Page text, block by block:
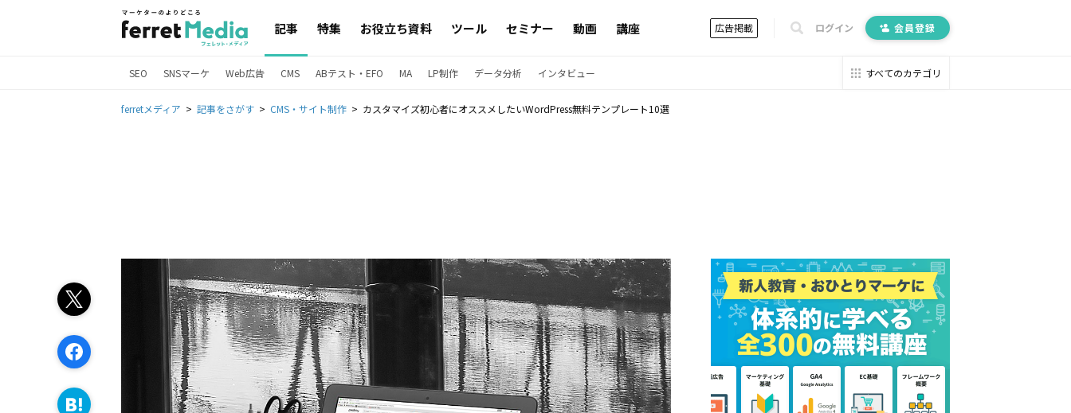
記事 特集 お役立ち資料 ツール セミナー 動画 講座 広告掲載 ログイン 会員登録
SEO SNSマーケ Web広告 CMS ABテスト・EFO MA LP制作 データ分析 インタビュー すべてのカテゴリ
ferretメディア 記事をさがす CMS・サイト制作 カスタマイズ初心者にオススメしたいWordPress無料テンプレート10選